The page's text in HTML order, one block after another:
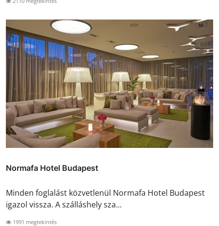
Normafa Hotel Budapest
Minden foglalást közvetlenül Normafa Hotel Budapest
igazol vissza. A szálláshely sza...
1991 megtekintés